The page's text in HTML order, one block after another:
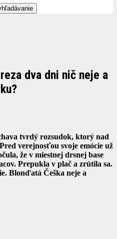
dva dni nič neje a
tvrdý rozsudok, ktorý nad
verejnosťou svoje emócie už
že v miestnej drsnej base
Prepukla v plač a zrútila sa.
Blonďatá Češka neje a